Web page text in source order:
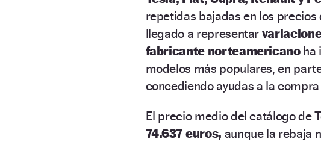
repetidas bajadas en los precios
llegado a representar
fabricante norteamericano ha
modelos más populares, en
concediendo ayudas a la
El precio medio del catálogo de
74.637 euros, aunque la rebaja